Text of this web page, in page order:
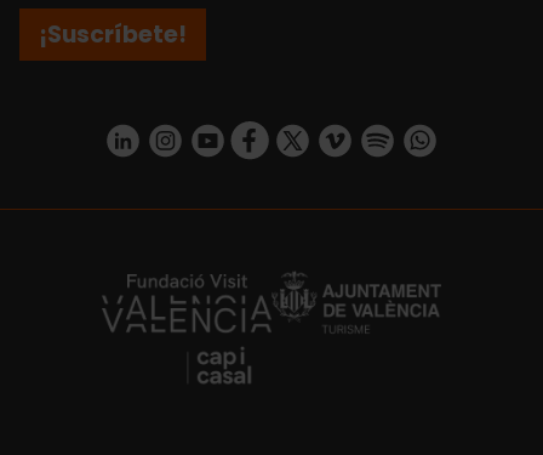
¡Suscríbete!
https://www.linkedin.com/company/turismo-valencia/mycompany/
https://www.instagram.com/visit_valencia/
https://www.youtube.com/user/
https://www.facebook.com/
https://twitter.com/
https://vimeo.com/
https://https://api.whatsapp.com/
https://fundacion.visitvalencia.com/